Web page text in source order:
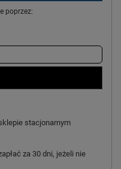
poprzez:
stacjonarnym
za 30 dni, jeżeli nie